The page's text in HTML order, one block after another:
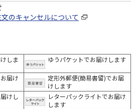
のキャンセルについて
しま
ゆうパケットでお届けします
届け
定形外郵便(簡易書留)でお届
けします
けし
レターパックライトでお届け
します